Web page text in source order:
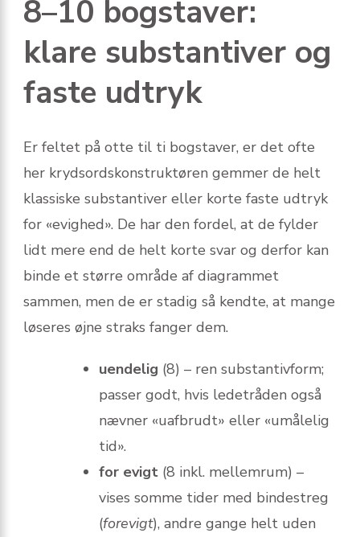
8–10 bogstaver:
klare substantiver og
faste udtryk
Er feltet på otte til ti bogstaver, er det ofte
her krydsordskonstruktøren gemmer de helt
klassiske substantiver eller korte faste udtryk
for «evighed». De har den fordel, at de fylder
lidt mere end de helt korte svar og derfor kan
binde et større område af diagrammet
sammen, men de er stadig så kendte, at mange
løseres øjne straks fanger dem.
uendelig (8) – ren substantivform;
passer godt, hvis lede­tråden også
nævner «u­af­brudt» eller «u­målelig
tid».
for evigt (8 inkl. mellemrum) –
vises somme tider med bindestreg
(forevigt), andre gange helt uden